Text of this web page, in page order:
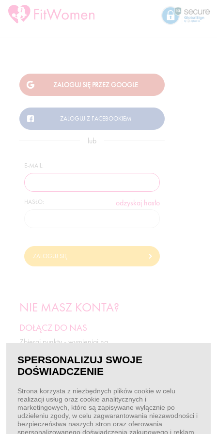
lub
E-MAIL:
HASŁO: odzyskaj hasło
ZALOGUJ SIĘ
NIE MASZ KONTA?
DOŁĄCZ DO NAS
Zbieraj punkty - wymieniaj na
ZAREJESTRUJ SIĘ
BEZ LOGOWANIA
Chcę złożyć zamówienie
SPERSONALIZUJ SWOJE
DOŚWIADCZENIE
Strona korzysta z niezbędnych plików cookie w celu
realizacji usług oraz cookie analitycznych i
marketingowych, które są zapisywane wyłącznie po
udzieleniu zgody, w celu zagwarantowania niezawodności i
bezpieczeństwa naszych stron oraz oferowania
spersonalizowanego doświadczenia zakupowego i reklam.